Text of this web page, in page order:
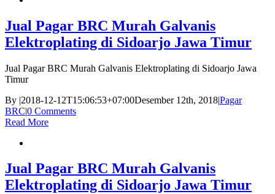
Jual Pagar BRC Murah Galvanis
Elektroplating di Sidoarjo Jawa Timur
Jual Pagar BRC Murah Galvanis Elektroplating di Sidoarjo Jawa
Timur
By |2018-12-12T15:06:53+07:00Desember 12th, 2018|Pagar
BRC|0 Comments
Read More
Jual Pagar BRC Murah Galvanis
Elektroplating di Sidoarjo Jawa Timur